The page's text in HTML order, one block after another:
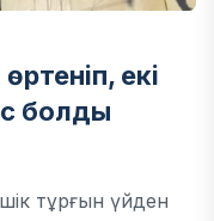
екі
болды
тұрғын үйден